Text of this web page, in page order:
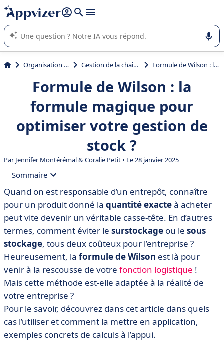
répondre (plusieurs lignes avec
L'IA de Appvizer vous guide dans l'utilisation ou la sélection de
logiciel SaaS en entreprise.
Organisation et planification Gestion de la chaîne logistique (SCM) Formule de Wilson : la formule magique pour optimiser votre gestion de stock ?
Formule de Wilson : la
formule magique pour
optimiser votre gestion de
stock ?
ParJennifer Montérémal&Coralie Petit • Le 28 janvier 2025
Sommaire
• La formule de Wilson : c’est quoi exactement ?
• Comment calculer la quantité économique de
commande ?
• Avantages et inconvénients de la méthode de Wilson
• La formule de Wilson, en bref
Quand on est responsable d’un entrepôt, connaître
pour un produit donné la quantité exacteà acheter
peut vite devenir un véritable casse-tête. En d’autres
termes, comment éviter le surstockage ou le sous
stockage, tous deux coûteux pour l’entreprise ?
Heureusement, la formule de Wilson est là pour
venir à la rescousse de votre fonction logistique !
Mais cette méthode est-elle adaptée à la réalité de
votre entreprise ?
Pour le savoir, découvrez dans cet article dans quels
cas l’utiliser et comment la mettre en application,
exemples concrets de calculs à l’appui.